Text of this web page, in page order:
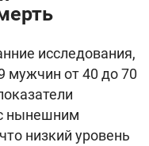
исследования,
мужчин от 40 до 70
нынешним
низкий уровень